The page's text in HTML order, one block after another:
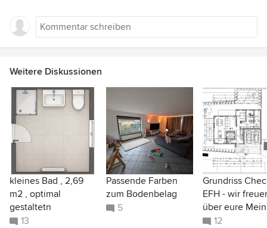
Weitere Diskussionen
kleines Bad , 2,69
m2 , optimal
gestaltetn
13
Passende Farben
zum Bodenbelag
5
Grundriss
EFH - wir
über eure
12